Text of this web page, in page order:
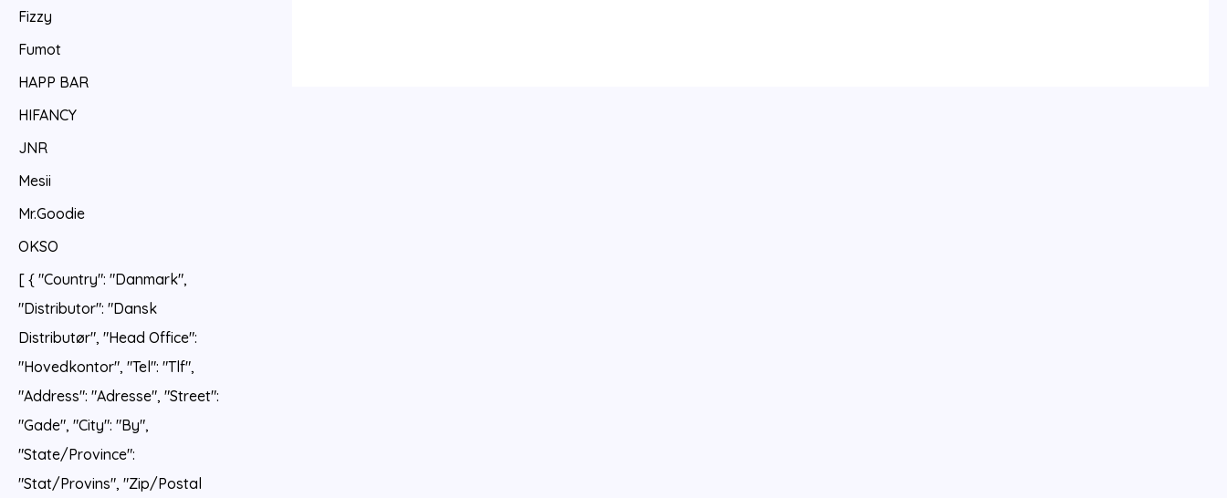
Fizzy
Fumot
HAPP BAR
HIFANCY
JNR
Mesii
Mr.Goodie
OKSO
[ { "Country": "Danmark",
"Distributor": "Dansk
Distributør", "Head Office":
"Hovedkontor", "Tel": "Tlf",
"Address": "Adresse", "Street":
"Gade", "City": "By",
"State/Province":
"Stat/Provins", "Zip/Postal